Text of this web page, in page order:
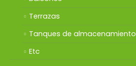
Terrazas
Tanques de
Etc